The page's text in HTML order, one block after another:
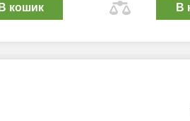
В кошик В